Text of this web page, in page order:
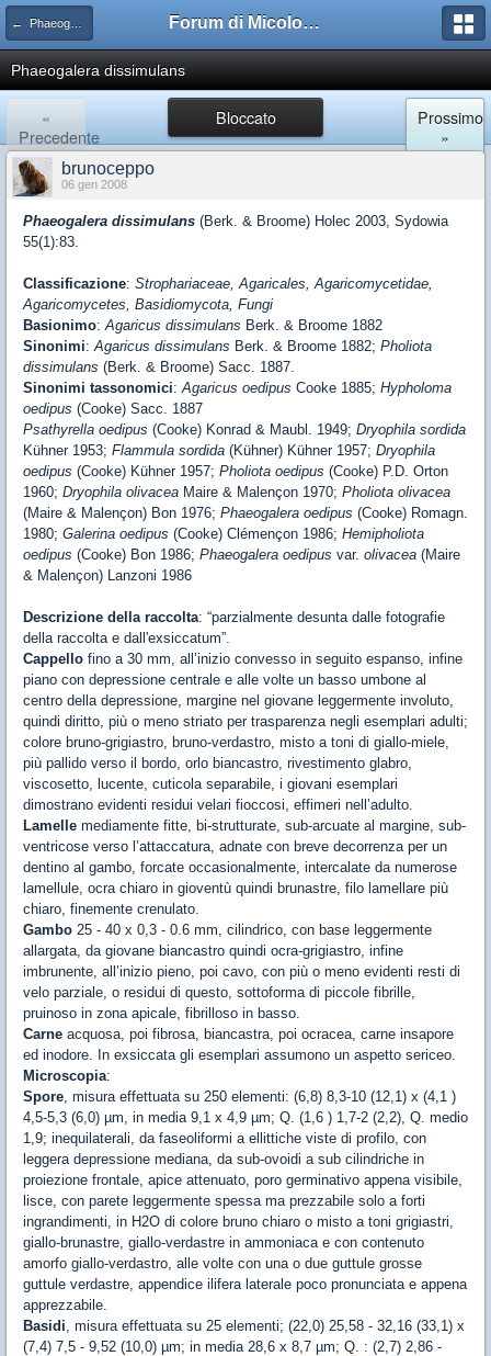
← Phaeogalera Forum di Micologia AMB Gruppo di Muggia e del Carso
Phaeogalera dissimulans
Bloccato
«
Precedente
Prossimo
»
brunoceppo
06 gen 2008
Phaeogalera dissimulans (Berk. & Broome) Holec 2003, Sydowia
55(1):83.
Classificazione: Strophariaceae, Agaricales, Agaricomycetidae,
Agaricomycetes, Basidiomycota, Fungi
Basionimo:Agaricus dissimulans Berk. & Broome 1882
Sinonimi:Agaricus dissimulans Berk. & Broome 1882; Pholiota
dissimulans (Berk. & Broome) Sacc. 1887.
Sinonimi tassonomici:Agaricus oedipus Cooke 1885; Hypholoma
oedipus (Cooke) Sacc. 1887
Psathyrella oedipus (Cooke) Konrad & Maubl. 1949; Dryophila sordida
Kühner 1953; Flammula sordida (Kühner) Kühner 1957; Dryophila
oedipus (Cooke) Kühner 1957; Pholiota oedipus (Cooke) P.D. Orton
1960; Dryophila olivacea Maire & Malençon 1970; Pholiota olivacea
(Maire & Malençon) Bon 1976; Phaeogalera oedipus (Cooke) Romagn.
1980; Galerina oedipus (Cooke) Clémençon 1986; Hemipholiota
oedipus (Cooke) Bon 1986; Phaeogalera oedipus var. olivacea (Maire
& Malençon) Lanzoni 1986
Descrizione della raccolta: “parzialmente desunta dalle fotografie
della raccolta e dall'exsiccatum”.
Cappello fino a 30 mm, all’inizio convesso in seguito espanso, infine
piano con depressione centrale e alle volte un basso umbone al
centro della depressione, margine nel giovane leggermente involuto,
quindi diritto, più o meno striato per trasparenza negli esemplari adulti;
colore bruno-grigiastro, bruno-verdastro, misto a toni di giallo-miele,
più pallido verso il bordo, orlo biancastro, rivestimento glabro,
viscosetto, lucente, cuticola separabile, i giovani esemplari
dimostrano evidenti residui velari fioccosi, effimeri nell’adulto.
Lamelle mediamente fitte, bi-strutturate, sub-arcuate al margine, sub-
ventricose verso l’attaccatura, adnate con breve decorrenza per un
dentino al gambo, forcate occasionalmente, intercalate da numerose
lamellule, ocra chiaro in gioventù quindi brunastre, filo lamellare più
chiaro, finemente crenulato.
Gambo 25 - 40 x 0,3 - 0.6 mm, cilindrico, con base leggermente
allargata, da giovane biancastro quindi ocra-grigiastro, infine
imbrunente, all’inizio pieno, poi cavo, con più o meno evidenti resti di
velo parziale, o residui di questo, sottoforma di piccole fibrille,
pruinoso in zona apicale, fibrilloso in basso.
Carne acquosa, poi fibrosa, biancastra, poi ocracea, carne insapore
ed inodore. In exsiccata gli esemplari assumono un aspetto sericeo.
Microscopia:
Spore, misura effettuata su 250 elementi: (6,8) 8,3-10 (12,1) x (4,1 )
4,5-5,3 (6,0) µm, in media 9,1 x 4,9 µm; Q. (1,6 ) 1,7-2 (2,2), Q. medio
1,9; inequilaterali, da faseoliformi a ellittiche viste di profilo, con
leggera depressione mediana, da sub-ovoidi a sub cilindriche in
proiezione frontale, apice attenuato, poro germinativo appena visibile,
lisce, con parete leggermente spessa ma prezzabile solo a forti
ingrandimenti, in H2O di colore bruno chiaro o misto a toni grigiastri,
giallo-brunastre, giallo-verdastre in ammoniaca e con contenuto
amorfo giallo-verdastro, alle volte con una o due guttule grosse
guttule verdastre, appendice ilifera laterale poco pronunciata e appena
apprezzabile.
Basidi, misura effettuata su 25 elementi; (22,0) 25,58 - 32,16 (33,1) x
(7,4) 7,5 - 9,52 (10,0) µm; in media 28,6 x 8,7 µm; Q. : (2,7) 2,86 -